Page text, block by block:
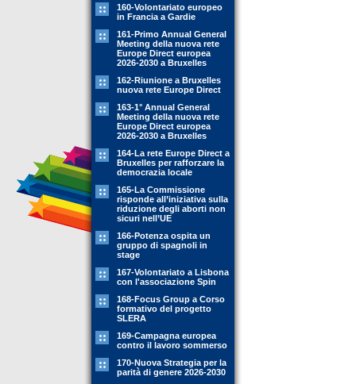
160-Volontariato europeo
in Francia a Gardie
161-Primo Annual General
Meeting della nuova rete
Europe Direct europea
2026-2030 a Bruxelles
162-Riunione a Bruxelles
nuova rete Europe Direct
163-1° Annual General
Meeting della nuova rete
Europe Direct europea
2026-2030 a Bruxelles
164-La rete Europe Direct a
Bruxelles per rafforzare la
democrazia locale
165-La Commissione
risponde all’iniziativa sulla
riduzione degli aborti non
sicuri nell’UE
166-Potenza ospita un
gruppo di spagnoli in
stage
167-Volontariato a Lisbona
con l'associazione Spin
168-Focus Group a Corso
formativo del progetto
SLERA
169-Campagna europea
contro il lavoro sommerso
170-Nuova Strategia per la
parità di genere 2026-2030